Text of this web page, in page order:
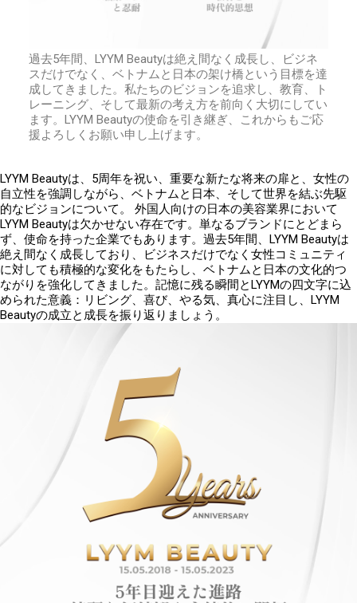
過去5年間、 LYYM Beautyは絶え間なく成長し、ビジネ
スだけでなく、ベトナムと日本の架け橋という目標を達
成してきました。私たちのビジョンを追求し、教育、ト
レーニング、そして最新の考え方を前向く大切にしてい
ます。 LYYM Beautyの使命を引き継ぎ、これからもご応
援よろしくお願い申し上げます。
LYYM Beautyは、 5周年を祝い、重要な新たな将来の扉と、女性の
自立性を強調しながら、ベトナムと日本、そして世界を結ぶ先駆
的なビジョンについて。
外国人向けの日本の美容業界において
LYYM Beautyは欠かせない存在です。単なるブランドにとどまら
ず、使命を持った企業でもあります。過去5年間、 LYYM Beautyは
絶え間なく成長しており、ビジネスだけでなく女性コミュニティ
に対しても積極的な変化をもたらし、ベトナムと日本の文化的つ
ながりを強化してきました。記憶に残る瞬間とLYYMの四文字に込
められた意義：リビング、喜び、やる気、真心に注目し、 LYYM
Beautyの成立と成長を振り返りましょう。